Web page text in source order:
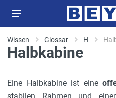
Wissen Glossar H
Halbkabine
Eine Halbkabine ist eine